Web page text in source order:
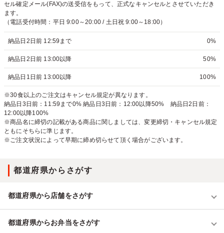
セル確定メール(FAX)の送受信をもって、正式なキャンセルとさせていただき
ます。
（電話受付時間：平日 9:00～20:00 / 土日祝 9:00～18:00）
納品日2日前 12:59まで 0%
納品日2日前 13:00以降 50%
納品日1日前 13:00以降 100%
※30食以上のご注文はキャンセル規定が異なります。
納品日3日前：11:59まで0% 納品日3日前：12:00以降50% 納品日2日前：
12:00以降100%
※商品名に締切の記載がある商品に関しましては、変更締切・キャンセル規定
ともにそちらに準じます。
※ご注文状況によって早期に締め切らせて頂く場合がございます。
都道府県からさがす
都道府県から店舗をさがす
都道府県からお弁当をさがす